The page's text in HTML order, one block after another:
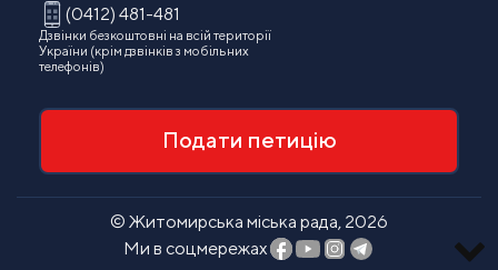
(0412) 481-481
Дзвінки безкоштовні на всій території
України (крім дзвінків з мобільних
телефонів)
Подати петицію
© Житомирська міська рада, 2026
Ми в соцмережах